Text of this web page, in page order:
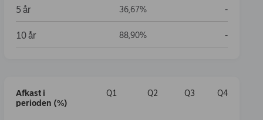
available
5 år 36,67% Data not
-
10 år 88,90% Data not
-
Afkast i
perioden (%)
Q1 Q2 Q3 Q4